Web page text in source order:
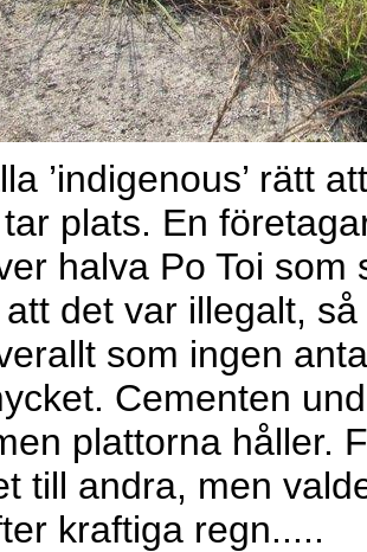
’indigenous’ rätt
plats. En
halva Po Toi
det var illegalt,
som ingen
Cementen
plattorna håller.
till andra, men
kraftiga regn.....